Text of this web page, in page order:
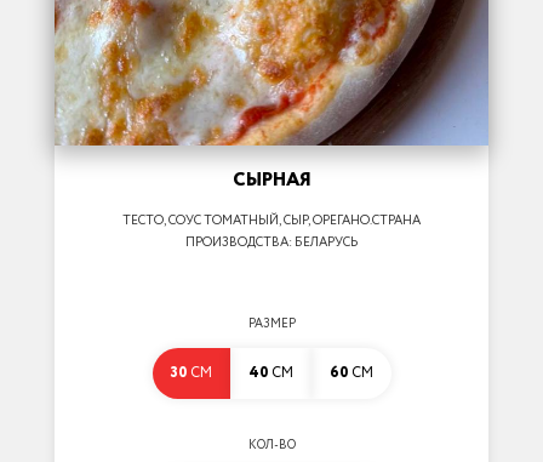
СЫРНАЯ
ТЕСТО, СОУС ТОМАТНЫЙ, СЫР, ОРЕГАНО.СТРАНА
ПРОИЗВОДСТВА: БЕЛАРУСЬ
РАЗМЕР
30 СМ 40 СМ 60 СМ
КОЛ-ВО